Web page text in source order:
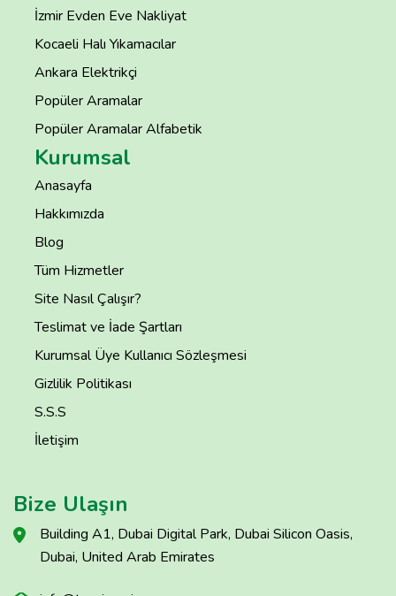
İzmir Evden Eve Nakliyat
Kocaeli Halı Yıkamacılar
Ankara Elektrikçi
Popüler Aramalar
Popüler Aramalar Alfabetik
Kurumsal
Anasayfa
Hakkımızda
Blog
Tüm Hizmetler
Site Nasıl Çalışır?
Teslimat ve İade Şartları
Kurumsal Üye Kullanıcı Sözleşmesi
Gizlilik Politikası
S.S.S
İletişim
Bize Ulaşın
Building A1, Dubai Digital Park, Dubai Silicon Oasis,
Dubai, United Arab Emirates